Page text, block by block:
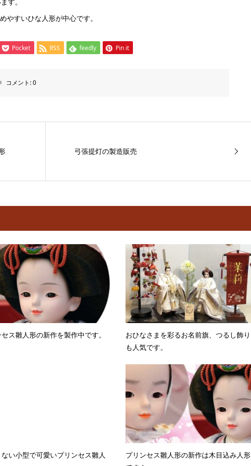
やすいひな人形が中心です。
Pocket RSS feedly Pin it
コメント:0
弓張提灯の製造販売
ス雛人形の新作を製作中です。
おひなさまを彩るお名前旗、つるし飾り
も人気です。
い小型で可愛いプリンセス雛人
プリンセス雛人形の新作は木目込み人形